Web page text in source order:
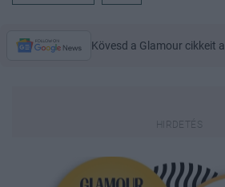
Kövesd a Glamour cikkeit a